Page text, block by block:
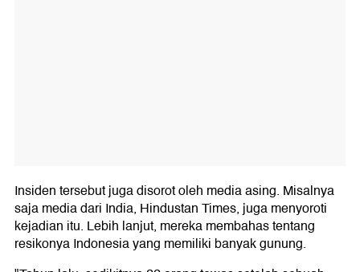
Insiden tersebut juga disorot oleh media asing. Misalnya
saja media dari India, Hindustan Times, juga menyoroti
kejadian itu. Lebih lanjut, mereka membahas tentang
resikonya Indonesia yang memiliki banyak gunung.